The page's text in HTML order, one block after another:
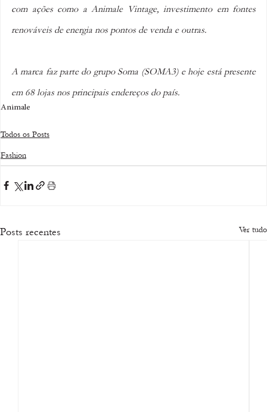
com ações como a Animale Vintage, investimento em fontes
renováveis de energia nos pontos de venda e outras.
A marca faz parte do grupo Soma (SOMA3) e hoje está presente
em 68 lojas nos principais endereços do país.
Animale
Todos os Posts
Fashion
Posts recentes Ver tudo